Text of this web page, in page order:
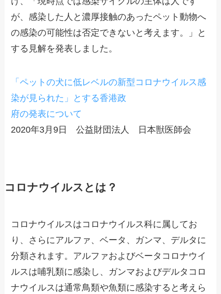
が、感染した人と濃厚接触のあったペット動物へ
の感染の可能性は否定できないと考えます。」と
する見解を発表しました。
「ペットの犬に低レベルの新型コロナウイルス感
染が見られた」とする香港政
府の発表について
2020年3月9日 公益財団法人 日本獣医師会
コロナウイルスとは？
コロナウイルスはコロナウイルス科に属してお
り、さらにアルファ、ベータ、ガンマ、デルタに
分類されます。アルファおよびベータコロナウイ
ルスは哺乳類に感染し、ガンマおよびデルタコロ
ナウイルスは通常鳥類や魚類に感染すると考えら